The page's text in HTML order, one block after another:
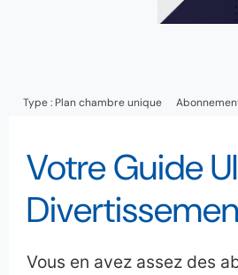
Type : Plan chambre unique
Votre Guide
Vous en avez assez des